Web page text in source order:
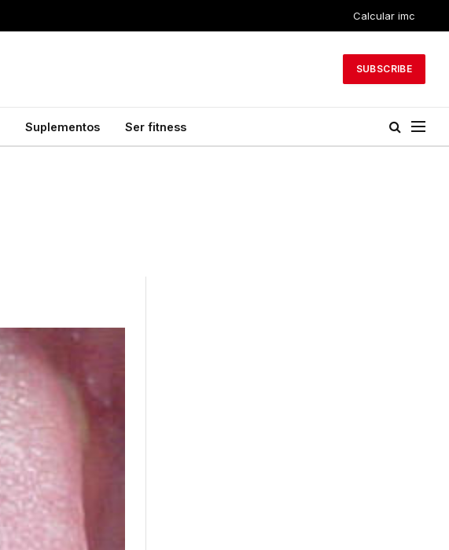
Calcular imc
SUBSCRIBE
Suplementos Ser fitness